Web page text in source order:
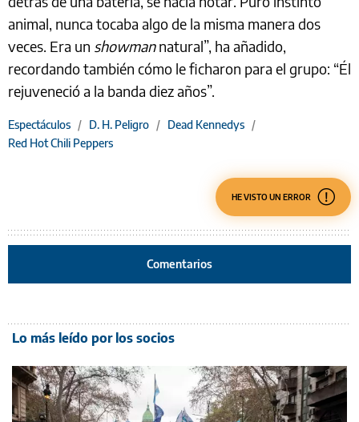
animal, nunca tocaba algo de la misma manera dos
veces. Era un showmannatural”, ha añadido,
recordando también cómo le ficharon para el grupo: “Él
rejuveneció a la banda diez años”.
Espectáculos / D. H. Peligro / Dead Kennedys /
Red Hot Chili Peppers
HE VISTO UN ERROR
Comentarios
Lo más leído por los socios